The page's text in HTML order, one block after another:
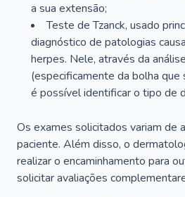
a sua extensão;
Teste de Tzanck, usado
diagnóstico de patologias
herpes. Nele, através da
(especificamente da bolha que
é possível identificar o tipo de
Os exames solicitados variam de
paciente. Além disso, o
realizar o encaminhamento para
solicitar avaliações